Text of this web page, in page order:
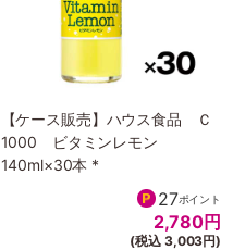
【ケース販売】ハウス食品 Ｃ
1000 ビタミンレモン
140ml×30本 *
27ポイント
2,780円
(税込 3,003円)